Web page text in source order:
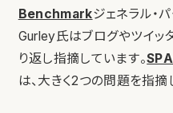
Benchmarkジェネラル・パ
Gurley氏はブログやツイッ
り返し指摘しています。
は、大きく2つの問題を指摘